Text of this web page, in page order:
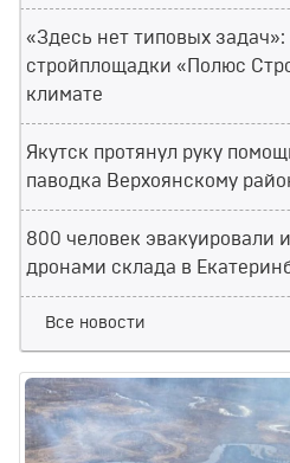
«Здесь нет типовых
стройплощадки «Полюс
климате
Якутск протянул руку
паводка Верхоянскому
800 человек эвакуировали
дронами склада в
Все новости